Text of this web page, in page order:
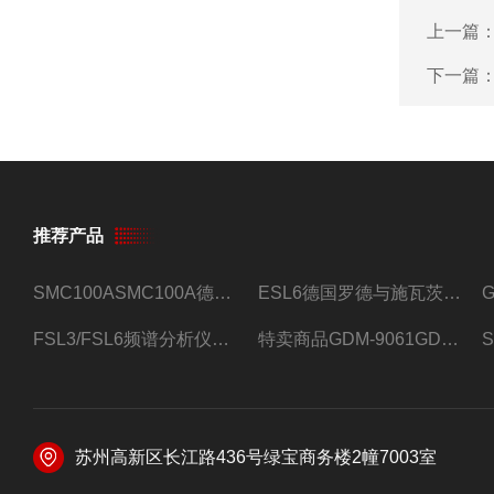
上一篇
下一篇
推荐产品
SMC100ASMC100A德国罗德与施瓦茨射频信号源 ESL6德国罗德与施瓦茨预认证EMI接收机
FSL3/FSL6频谱分析仪FSL3/FSL6罗德与施瓦茨 特卖商品GDM-9061GDM-9061台式万用表
苏州高新区长江路436号绿宝商务楼2幢7003室